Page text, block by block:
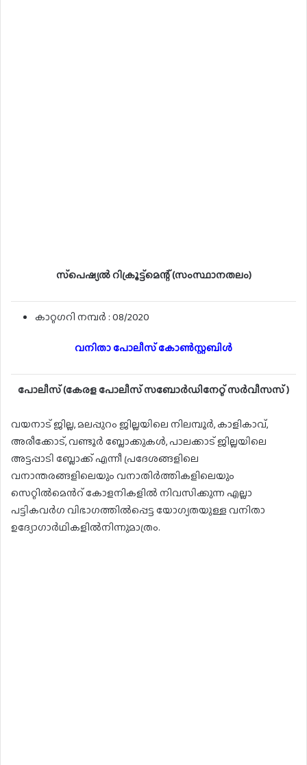
സ്‌പെഷ്യൽ റിക്രൂട്ട്‌മെന്റ് (സംസ്ഥാനതലം)
കാറ്റഗറി നമ്പർ : 08/2020
വനിതാ പോലീസ് കോൺസ്റ്റബിൾ
പോലീസ് (കേരള പോലീസ് സബോർഡിനേറ്റ് സർവീസസ് )
വയനാട് ജില്ല, മലപ്പുറം ജില്ലയിലെ നിലമ്പൂർ, കാളികാവ്,
അരീക്കോട്, വണ്ടൂർ ബ്ലോക്കുകൾ, പാലക്കാട് ജില്ലയിലെ
അട്ടപ്പാടി ബ്ലോക്ക് എന്നീ പ്രദേശങ്ങളിലെ
വനാന്തരങ്ങളിലെയും വനാതിർത്തികളിലെയും
സെറ്റിൽമെൻറ് കോളനികളിൽ നിവസിക്കുന്ന എല്ലാ
പട്ടികവർഗ വിഭാഗത്തിൽപ്പെട്ട യോഗ്യതയുള്ള വനിതാ
ഉദ്യോഗാർഥികളിൽനിന്നുമാത്രം.